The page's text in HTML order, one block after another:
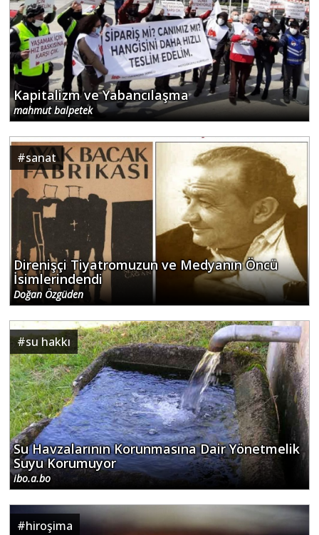
Kapitalizm ve Yabancılaşma
mahmut balpetek
#sanat
Direnişçi Tiyatromuzun ve Medyanın Öncü
İsimlerindendi
Doğan Özgüden
#su hakkı
Su Havzalarının Korunmasına Dair Yönetmelik
Suyu Korumuyor
ibo.a.bo
#hiroşima